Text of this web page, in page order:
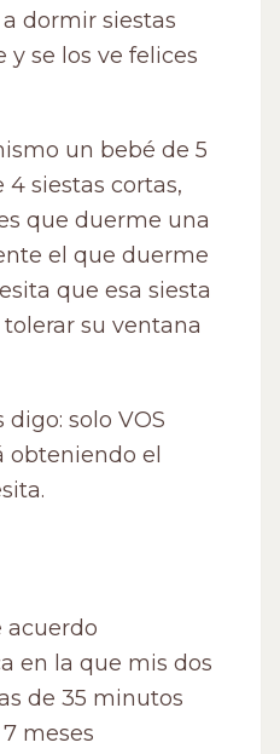
dormir siestas
y se los ve felices
un bebé de 5
siestas cortas,
que duerme una
el que duerme
que esa siesta
su ventana
solo VOS
obteniendo el
acuerdo
en la que mis dos
de 35 minutos
meses